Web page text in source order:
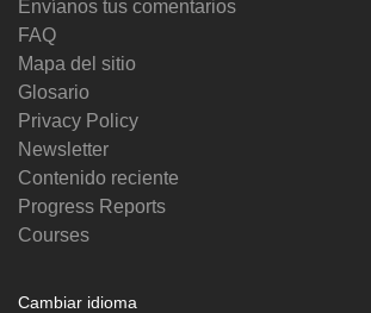
Envíanos tus comentarios
FAQ
Mapa del sitio
Glosario
Privacy Policy
Newsletter
Contenido reciente
Progress Reports
Courses
Cambiar idioma